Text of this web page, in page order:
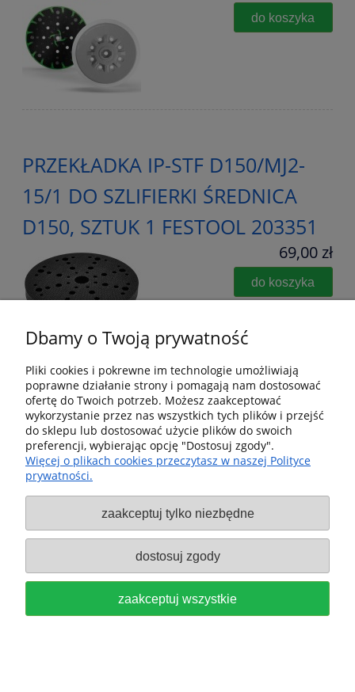
do koszyka
PRZEKŁADKA IP-STF D150/MJ2-
15/1 DO SZLIFIERKI ŚREDNICA
D150, SZTUK 1 FESTOOL 203351
69,00 zł
do koszyka
TALERZ SZLIFIERSKI ST D150/MJ2-
FX-H,ŚREDNICA D150, TWARDY
do RO 150FEQ FESTOOL 202463
do koszyka
Dbamy o Twoją prywatność
Pliki cookies i pokrewne im technologie umożliwiają
poprawne działanie strony i pomagają nam dostosować
ofertę do Twoich potrzeb. Możesz zaakceptować
wykorzystanie przez nas wszystkich tych plików i przejść
do sklepu lub dostosować użycie plików do swoich
preferencji, wybierając opcję "Dostosuj zgody".
Więcej o plikach cookies przeczytasz w naszej Polityce
prywatności.
zaakceptuj tylko niezbędne
dostosuj zgody
zaakceptuj wszystkie